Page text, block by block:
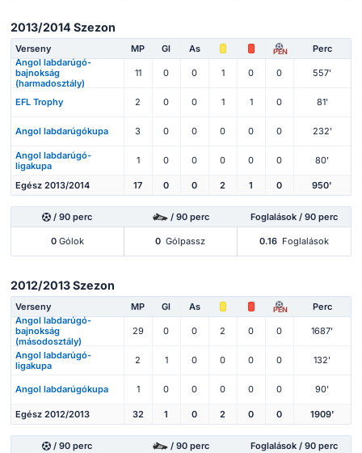
2013/2014 Szezon
Verseny MP Gl As PEN
Perc
Angol labdarúgó-
bajnokság
(harmadosztály)
11 0 0 1 0 0 557'
EFL Trophy 2 0 0 1 1 0 81'
Angol labdarúgókupa 3 0 0 0 0 0 232'
Angol labdarúgó-
ligakupa
1 0 0 0 0 0 80'
Egész 2013/2014 17 0 0 2 1 0 950'
/ 90 perc / 90 perc Foglalások / 90 perc
0Gólok 0 Gólpassz 0.16 Foglalások
2012/2013 Szezon
Verseny MP Gl As PEN
Perc
Angol labdarúgó-
bajnokság
(másodosztály)
29 0 0 2 0 0 1687'
Angol labdarúgó-
ligakupa
2 1 0 0 0 0 132'
Angol labdarúgókupa 1 0 0 0 0 0 90'
Egész 2012/2013 32 1 0 2 0 0 1909'
/ 90 perc / 90 perc Foglalások / 90 perc